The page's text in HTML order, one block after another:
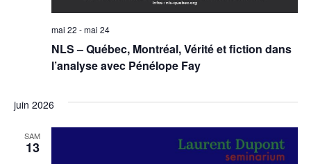
NLS – Québec, Montréal, Vérité et fiction dans
l’analyse avec Pénélope Fay
mai 22 -mai 24
juin 2026
SAM
13